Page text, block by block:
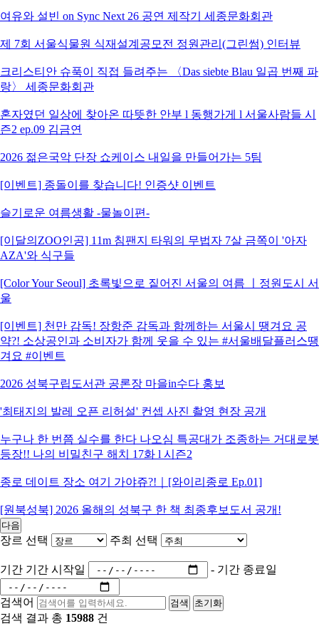
여유와 설빈 on Sync Next 26 공연 제작기 세종문화회관
제 7회 서울식물원 식재설계공모전 정원관리(그린썸) 인터뷰
크리스티안 슈푹이 직접 들려주는 〈Das siebte Blau 일곱 번째 파
랑〉 세종문화회관
혼자였던 일상에 찾아온 따뜻한 안부 l 동행가게 l 서울사람들 시
즌2 ep.09 김금연
2026 젊은국악 단장 쇼케이스 내일을 만들어가는 5팀
[이벤트] 종돌이를 찾습니다! 인증샷 이벤트
슬기로운 여름생활 -물놀이편-
[이달의ZOO인공] 11m 침팬지 타워의 무법자 7살 금쪽이 '아자
AZA'와 식구들
[Color Your Seoul] 초록빛으로 짙어진 서울의 여름 ㅣ정원도시 서
울
[이벤트] 천만 감독! 장항준 감독과 함께하는 서울시 땡겨요 공
약?! 소상공인과 소비자가 함께 웃을 수 있는 #서울배달플러스땡
겨요 #이벤트
2026 성북구립도서관 공론장 마을in수다 홍보
'최태지의 발레 오픈 리허설' 컨셉 사진 촬영 현장 공개
누구나 한 번쯤 실수를 한다 나오심 특공대가 조종하는 거대로봇
등장!! 나의 비밀친구 해치 17화 l 시즌2
종로 데이트 장소 여기 가야쥬?!｜[와이리종로 Ep.01]
[원북성북] 2026 올해의 성북구 한 책 최종후보도서 공개!
다음
장르 선택 주최 선택
기간 기간 시작일 - 기간 종료일
검색어 검색 초기화
검색 결과 총 15988 건